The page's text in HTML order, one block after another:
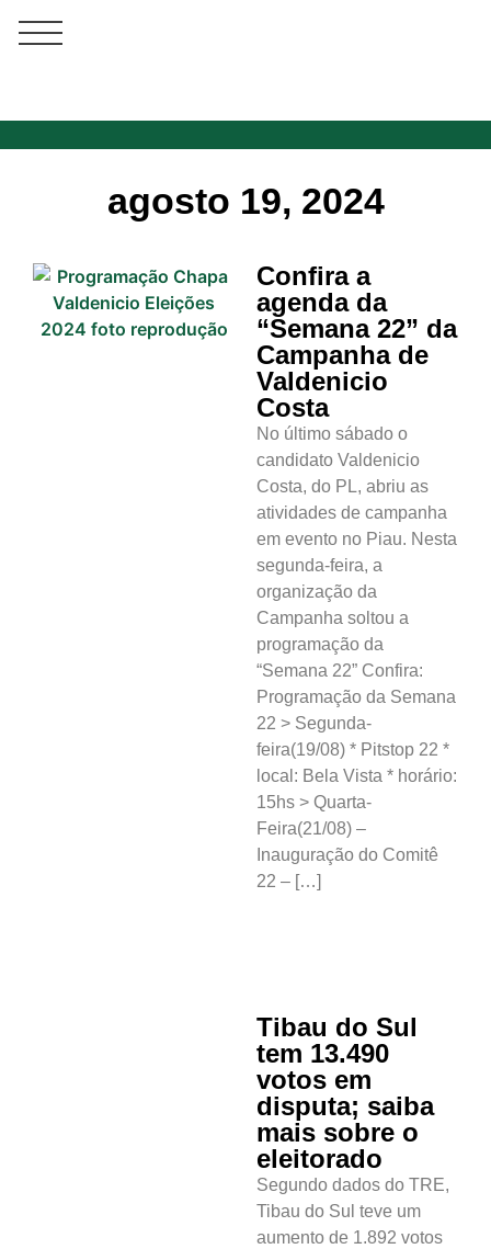
agosto 19, 2024
Confira a
agenda da
“Semana 22” da
Campanha de
Valdenicio
Costa
No último sábado o
candidato Valdenicio
Costa, do PL, abriu as
atividades de campanha
em evento no Piau. Nesta
segunda-feira, a
organização da
Campanha soltou a
programação da
“Semana 22” Confira:
Programação da Semana
22 > Segunda-
feira(19/08) * Pitstop 22 *
⁠local: Bela Vista * ⁠horário:
15hs > Quarta-
Feira(21/08) –
Inauguração do Comitê
22 – […]
Tibau do Sul
tem 13.490
votos em
disputa; saiba
mais sobre o
eleitorado
Segundo dados do TRE,
Tibau do Sul teve um
aumento de 1.892 votos